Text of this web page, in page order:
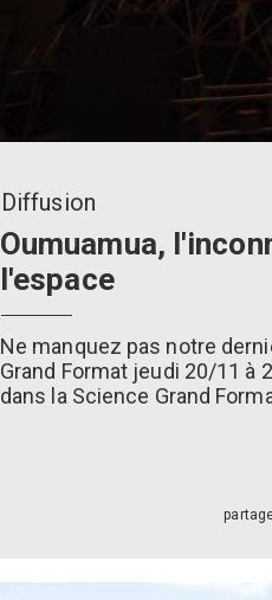
Diffusion
Oumuamua,
l'espace
Ne manquez pas notre
Grand Format jeudi 20/11 à
dans la Science Grand